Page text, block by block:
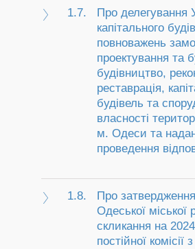
1.7.
Про делегування
капітального
повноважень
проектування та
будівництво,
реставрація,
будівель та
власності
м. Одеси та
проведення
1.8.
Про
Одеської міської
скликання на
постійної комісії